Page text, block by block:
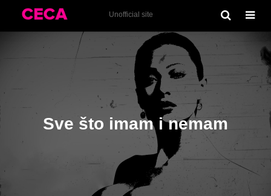
Unofficial site
Ljubav živi (2011)
Sve što imam i nemam